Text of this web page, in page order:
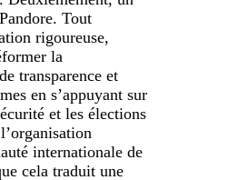
Tout
rigoureuse,
la
transparence et
en s’appuyant sur
et les élections
internationale de
cela traduit une